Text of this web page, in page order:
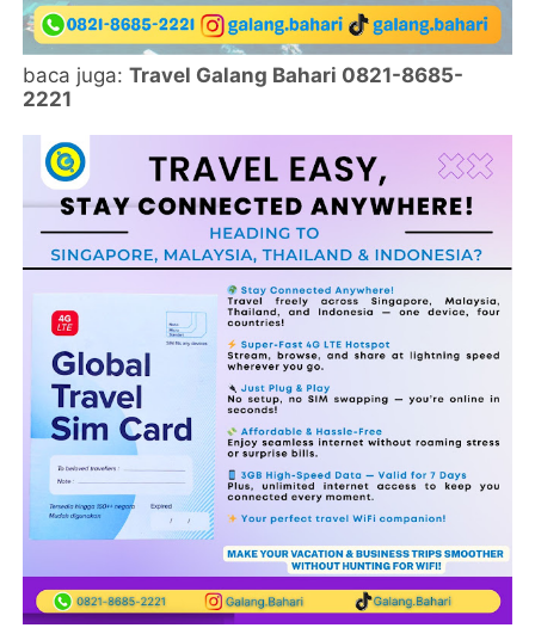
baca juga:Travel Galang Bahari 0821-8685-
2221